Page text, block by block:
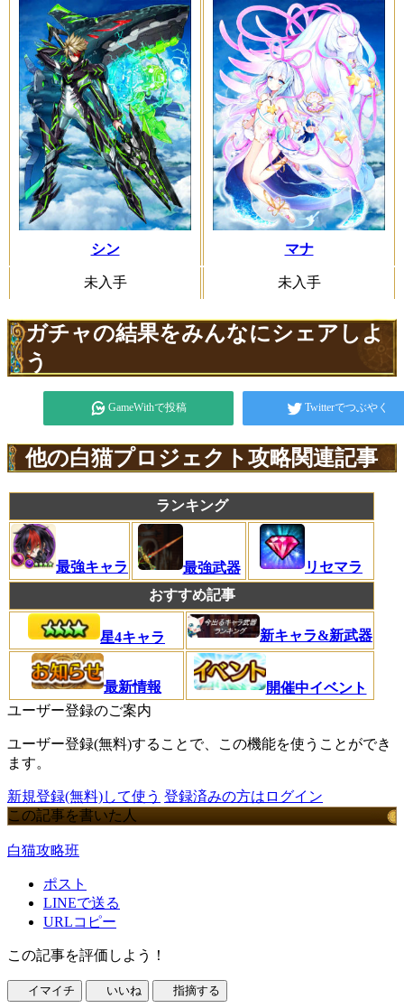
シン マナ
未入手 未入手
ガチャの結果をみんなにシェアしよ
う
GameWithで投稿 Twitterでつぶやく
他の白猫プロジェクト攻略関連記事
ランキング
最強キャラ 最強武器
リセマラ
おすすめ記事
星4キャラ 新キャラ&新武器
最新情報
開催中イベント
ユーザー登録のご案内
ユーザー登録(無料)することで、この機能を使うことができ
ます。
新規登録(無料)して使う 登録済みの方はログイン
この記事を書いた人
白猫攻略班
ポスト
LINEで送る
URLコピー
この記事を評価しよう！
イマイチ いいね 指摘する